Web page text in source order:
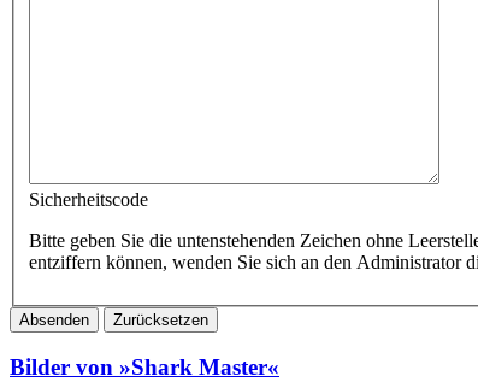
Sicherheitscode
Bitte geben Sie die untenstehenden Zeichen ohne
entziffern können, wenden Sie sich an den Administrator
Bilder von »Shark Master«